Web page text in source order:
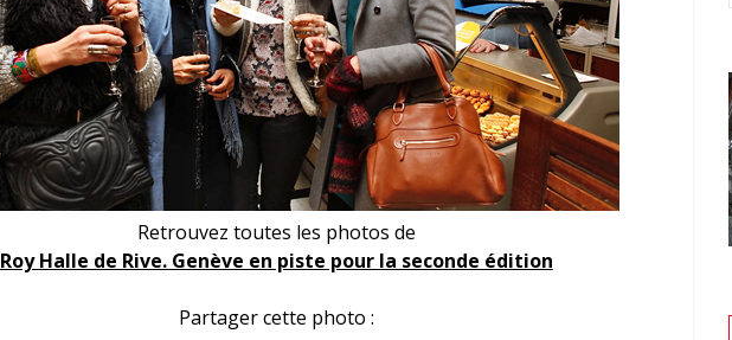
Retrouvez toutes les photos de
Roy Halle de Rive. Genève en piste pour la seconde édition
Partager cette photo :